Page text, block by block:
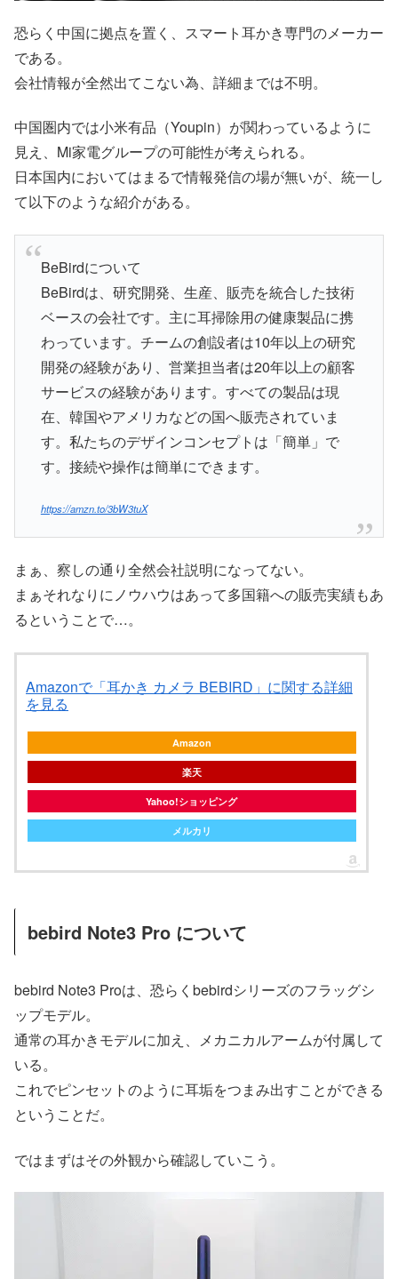
恐らく中国に拠点を置く、スマート耳かき専門のメーカー
である。
会社情報が全然出てこない為、詳細までは不明。
中国圏内では小米有品（Youpin）が関わっているように
見え、Mi家電グループの可能性が考えられる。
日本国内においてはまるで情報発信の場が無いが、統一し
て以下のような紹介がある。
BeBirdについて
BeBirdは、研究開発、生産、販売を統合した技術
ベースの会社です。主に耳掃除用の健康製品に携
わっています。チームの創設者は10年以上の研究
開発の経験があり、営業担当者は20年以上の顧客
サービスの経験があります。すべての製品は現
在、韓国やアメリカなどの国へ販売されていま
す。私たちのデザインコンセプトは「簡単」で
す。接続や操作は簡単にできます。
https://amzn.to/3bW3tuX
まぁ、察しの通り全然会社説明になってない。
まぁそれなりにノウハウはあって多国籍への販売実績もあ
るということで…。
Amazonで「耳かき カメラ BEBIRD」に関する詳細
を見る
Amazon
楽天
Yahoo!ショッピング
メルカリ
bebird Note3 Pro について
bebird Note3 Proは、恐らくbebirdシリーズのフラッグシ
ップモデル。
通常の耳かきモデルに加え、メカニカルアームが付属して
いる。
これでピンセットのように耳垢をつまみ出すことができる
ということだ。
ではまずはその外観から確認していこう。